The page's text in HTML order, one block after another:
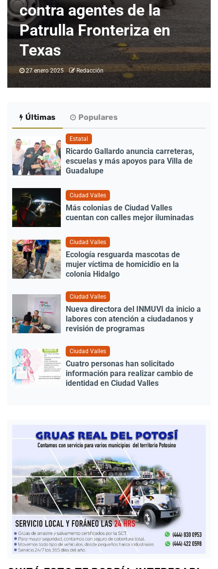
contra agentes de la
Patrulla Fronteriza en
Texas
27 enero 2025 Redacción
Últimas Populares
Estatal
Ricardo Gallardo anuncia carreteras,
escuelas y más apoyos para Villa de
Guadalupe
Ciudad Valles
Más colonias de Ciudad Valles
cuentan con calles mejor iluminadas
Ciudad Valles
Ecología resguarda mascotas de
mujer víctima de homicidio en la
colonia Hidalgo
Ciudad Valles
Nueva directora del INMUVI da inicio a
labores con atención a ciudadanos y
revisión de programas
Ciudad Valles
Cuatro personas han solicitado
información para realizar cambio de
identidad en Ciudad Valles